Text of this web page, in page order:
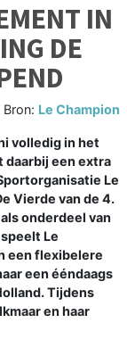
IN
DE
Bron: Le Champion
volledig in het
daarbij een extra
Le
Vierde van de 4.
onderdeel van
Le
een flexibelere
een ééndaags
Tijdens
en haar